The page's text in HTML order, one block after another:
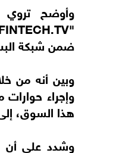
وأوضح تروي
ضمن شبكة
وبين أنه من
وإجراء
هذا السوق،
وشدد على أن